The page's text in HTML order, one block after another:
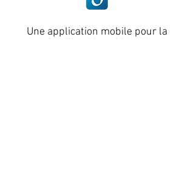
Une application mobile pour la